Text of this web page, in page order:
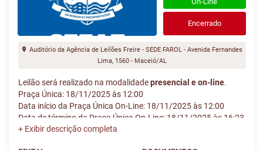
Encerrado
Auditório da Agência de Leilões Freire - SEDE FAROL - Avenida Fernandes
Lima, 1560 - Maceió/AL
Leilão será realizado na modalidadepresencial e on-line.
Praça Única: 18/11/2025 às 12:00
Data início da Praça Única On-Line: 18/11/2025 às 12:00
Data de término da Praça Única On-Line: 18/11/2025 às 16:23